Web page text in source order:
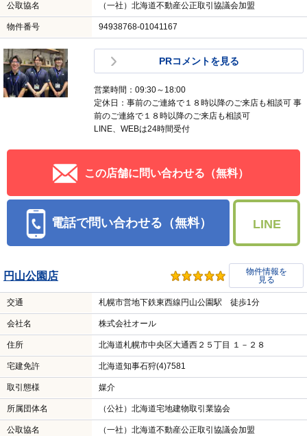
公取協名 （一社）北海道不動産公正取引協議会加盟
物件番号 94938768-01041167
PRコメントを見る
営業時間：09:30～18:00
定休日：事前のご連絡で１８時以降のご来店も相談可 事
前のご連絡で１８時以降のご来店も相談可
LINE、WEBは24時間受付
この店舗に問い合わせる（無料）
電話で問い合わせる（無料） LINE
円山公園店
物件情報を
見る
交通 札幌市営地下鉄東西線円山公園駅 徒歩1分
会社名 株式会社オール
住所 北海道札幌市中央区大通西２５丁目 １－２８
宅建免許 北海道知事石狩(4)7581
取引態様 媒介
所属団体名 （公社）北海道宅地建物取引業協会
公取協名 （一社）北海道不動産公正取引協議会加盟